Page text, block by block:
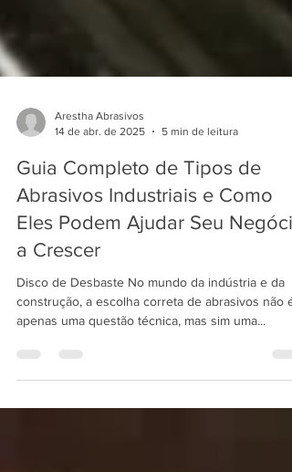
Arestha Abrasivos
14 de abr. de 2025
5 min de leitura
Guia Completo de Tipos de
Abrasivos Industriais e Como
Eles Podem Ajudar Seu
a Crescer
Disco de Desbaste No mundo da indústria e da